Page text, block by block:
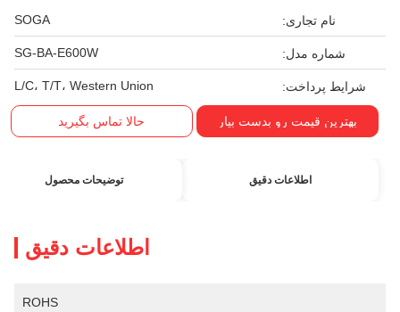
نام تجاری: SOGA
شماره مدل: SG-BA-E600W
شرایط پرداخت: L/C، T/T، Western Union
بهترین قیمت رو بدست بیار حالا تماس بگیرید
اطلاعات دقیق توضیحات محصول
اطلاعات دقیق
ROHS